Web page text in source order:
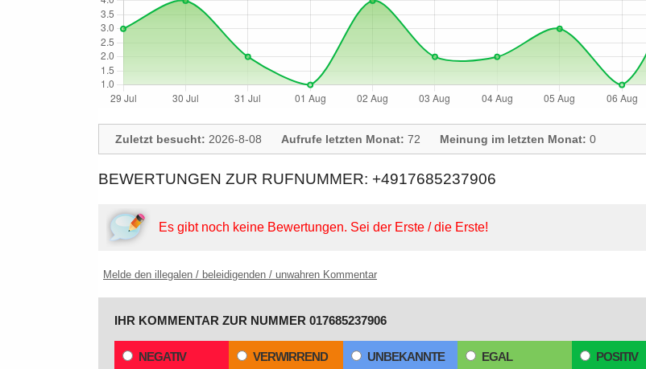
Zuletzt besucht: 2026-8-08 Aufrufe letzten Monat: 72 Meinung im letzten Monat: 0
BEWERTUNGEN ZUR RUFNUMMER: +4917685237906
Es gibt noch keine Bewertungen. Sei der Erste / die Erste!
Melde den illegalen / beleidigenden / unwahren Kommentar
IHR KOMMENTAR ZUR NUMMER 017685237906
NEGATIV VERWIRREND UNBEKANNTE EGAL POSITIV